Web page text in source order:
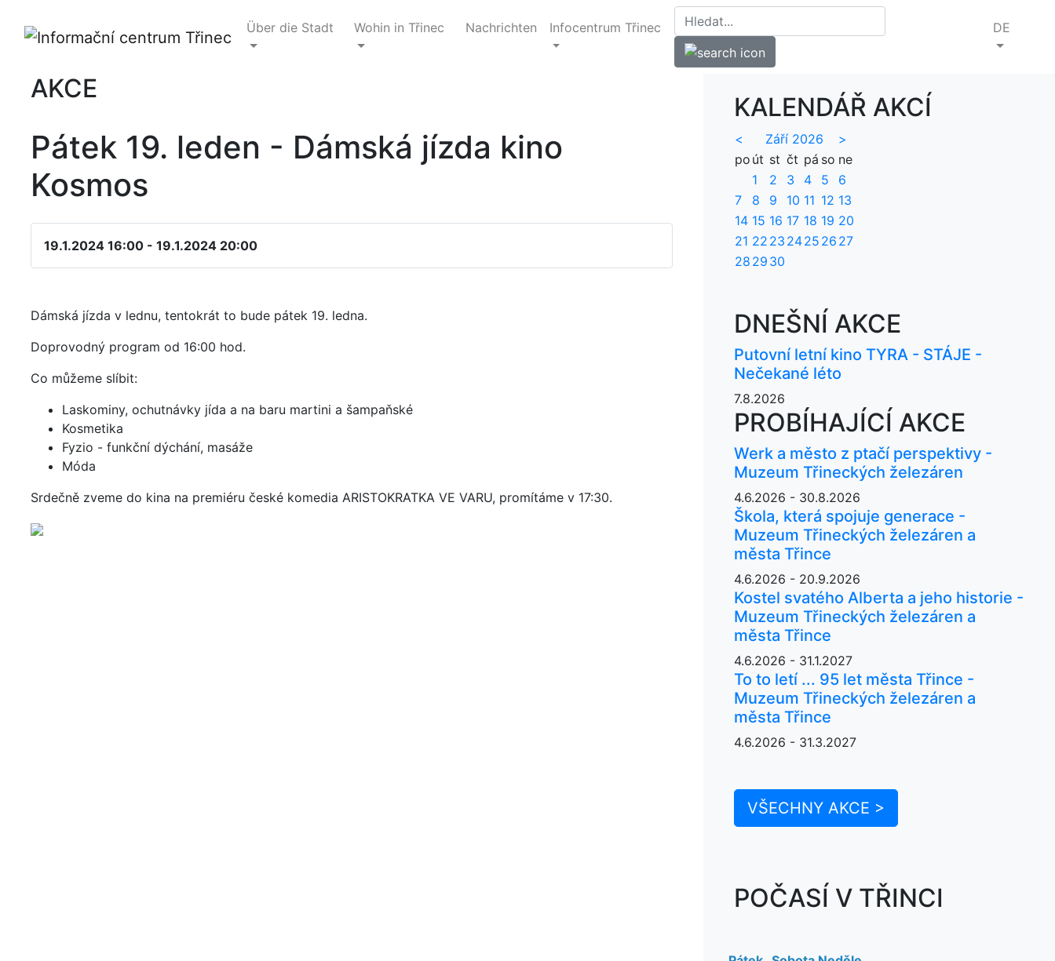
Über die Stadt Wohin in Třinec Nachrichten Infocentrum Třinec DE
AKCE
Pátek 19. leden - Dámská jízda kino
Kosmos
19.1.2024 16:00 - 19.1.2024 20:00
Dámská jízda v lednu, tentokrát to bude pátek 19. ledna.
Doprovodný program od 16:00 hod.
Co můžeme slíbit:
Laskominy, ochutnávky jída a na baru martini a šampaňské
Kosmetika
Fyzio - funkční dýchání, masáže
Móda
Srdečně zveme do kina na premiéru české komedia ARISTOKRATKA VE VARU, promítáme v 17:30.
KALENDÁŘ AKCÍ
< Září 2026
>
po út st čt pá so ne
1
2 3 4 5
6
7
8 9 10 11 12 13
14 15 16 17 18 19 20
21 22 23 2425 26 27
28 29 30
DNEŠNÍ AKCE
Putovní letní kino TYRA - STÁJE -
Nečekané léto
7.8.2026
PROBÍHAJÍCÍ AKCE
Werk a město z ptačí perspektivy -
Muzeum Třineckých železáren
4.6.2026 - 30.8.2026
Škola, která spojuje generace -
Muzeum Třineckých železáren a
města Třince
4.6.2026 - 20.9.2026
Kostel svatého Alberta a jeho historie -
Muzeum Třineckých železáren a
města Třince
4.6.2026 - 31.1.2027
To to letí ... 95 let města Třince -
Muzeum Třineckých železáren a
města Třince
4.6.2026 - 31.3.2027
VŠECHNY AKCE >
POČASÍ V TŘINCI